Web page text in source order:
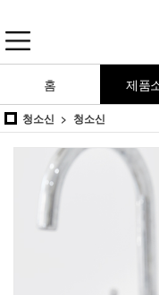
홈 제품
청소신 청소신